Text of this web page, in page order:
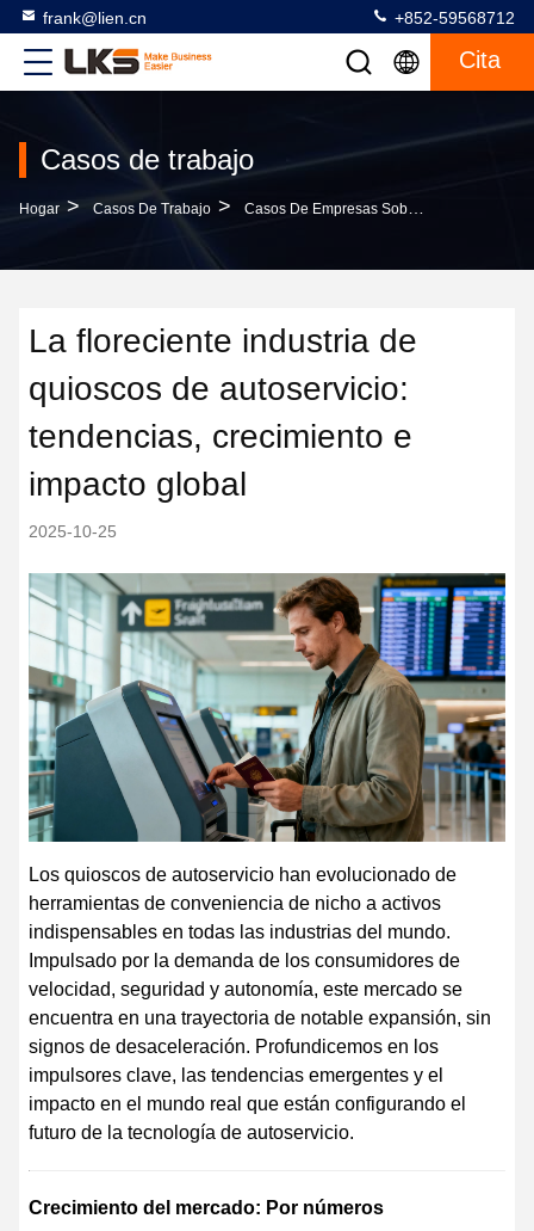
frank@lien.cn +852-59568712
Cita
Casos de trabajo
Hogar > Casos De Trabajo > Casos De Empresas Sobre La Floreciente Industria De Quioscos De Autoservicio: Tendencias, Crecimiento E Impacto Global
La floreciente industria de
quioscos de autoservicio:
tendencias, crecimiento e
impacto global
2025-10-25
Los quioscos de autoservicio han evolucionado de
herramientas de conveniencia de nicho a activos
indispensables en todas las industrias del mundo.
Impulsado por la demanda de los consumidores de
velocidad, seguridad y autonomía, este mercado se
encuentra en una trayectoria de notable expansión, sin
signos de desaceleración. Profundicemos en los
impulsores clave, las tendencias emergentes y el
impacto en el mundo real que están configurando el
futuro de la tecnología de autoservicio.
Crecimiento del mercado: Por números